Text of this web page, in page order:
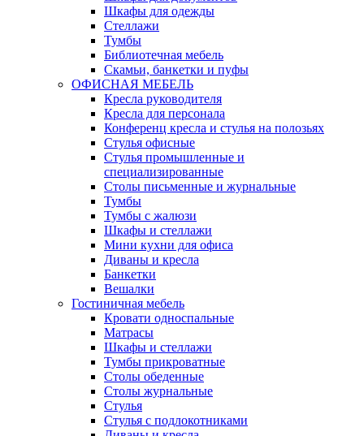
Шкафы для одежды
Стеллажи
Тумбы
Библиотечная мебель
Скамьи, банкетки и пуфы
ОФИСНАЯ МЕБЕЛЬ
Кресла руководителя
Кресла для персонала
Конференц кресла и стулья на полозьях
Стулья офисные
Стулья промышленные и
специализированные
Столы письменные и журнальные
Тумбы
Тумбы с жалюзи
Шкафы и стеллажи
Мини кухни для офиса
Диваны и кресла
Банкетки
Вешалки
Гостиничная мебель
Кровати односпальные
Матрасы
Шкафы и стеллажи
Тумбы прикроватные
Столы обеденные
Столы журнальные
Стулья
Стулья с подлокотниками